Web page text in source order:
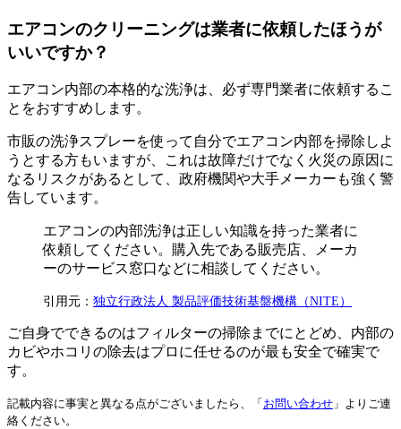
エアコンのクリーニングは業者に依頼したほうが
いいですか？
エアコン内部の本格的な洗浄は、必ず専門業者に依頼するこ
とをおすすめします。
市販の洗浄スプレーを使って自分でエアコン内部を掃除しよ
うとする方もいますが、これは故障だけでなく火災の原因に
なるリスクがあるとして、政府機関や大手メーカーも強く警
告しています。
エアコンの内部洗浄は正しい知識を持った業者に
依頼してください。購入先である販売店、メーカ
ーのサービス窓口などに相談してください。
引用元： 独立行政法人 製品評価技術基盤機構（NITE）
ご自身でできるのはフィルターの掃除までにとどめ、内部の
カビやホコリの除去はプロに任せるのが最も安全で確実で
す。
記載内容に事実と異なる点がございましたら、「 お問い合わせ 」よりご連
絡ください。